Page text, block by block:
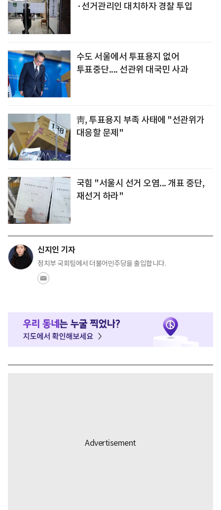
·선거관리인 대치하자 경찰 투입
수도 서울에서 투표용지 없어
투표중단.... 선관위 대국민 사과
靑, 투표용지 부족 사태에 "선관위가
대응할 문제"
국힘 "서울시 선거 오염... 개표 중단,
재선거 하라"
신지인 기자
정치부 국회팀에서 더불어민주당을 출입합니다.